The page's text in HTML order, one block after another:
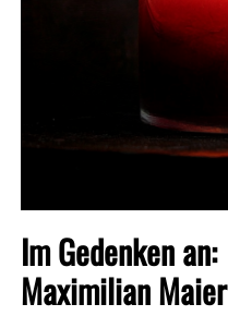
Im Gedenken an:
Maximilian Maier